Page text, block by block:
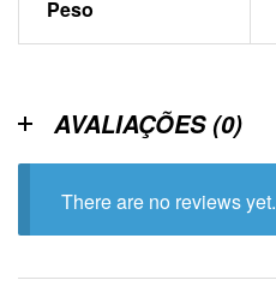
Peso
AVALIAÇÕES (0)
There are no reviews yet.